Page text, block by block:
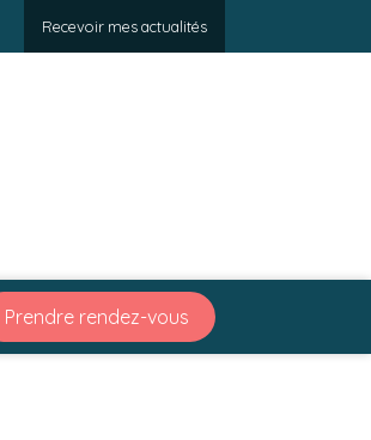
Recevoir mes actualités
Prendre rendez-vous